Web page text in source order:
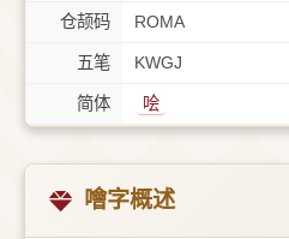
仓颉码 ROMA
五笔 KWGJ
简体 哙
噲字概述